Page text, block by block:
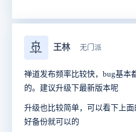
🚢 王林 无门派
禅道发布频率比较快，bug基本
的。建议升级下最新版本呢
升级也比较简单，可以看下上
好备份就可以的